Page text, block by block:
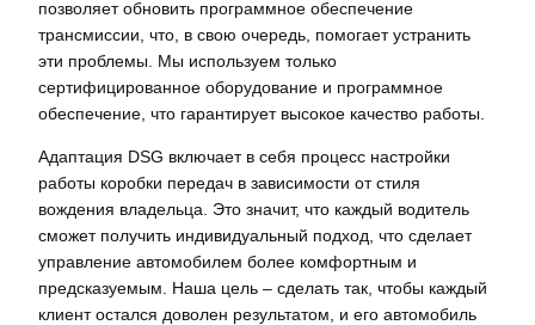
позволяет обновить программное обеспечение
трансмиссии, что, в свою очередь, помогает устранить
эти проблемы. Мы используем только
сертифицированное оборудование и программное
обеспечение, что гарантирует высокое качество работы.
Адаптация DSG включает в себя процесс настройки
работы коробки передач в зависимости от стиля
вождения владельца. Это значит, что каждый водитель
сможет получить индивидуальный подход, что сделает
управление автомобилем более комфортным и
предсказуемым. Наша цель – сделать так, чтобы каждый
клиент остался доволен результатом, и его автомобиль